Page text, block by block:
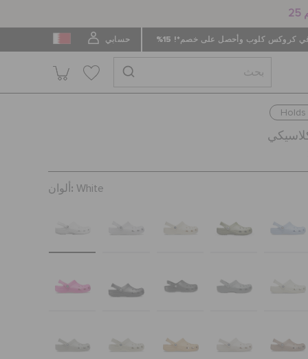
كروكس كلوب وأحصل على خصم*! 15% حسابي
ألوان: White